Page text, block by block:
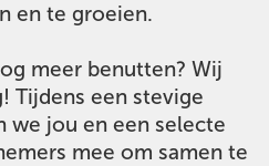
en te groeien.
meer benutten? Wij
Tijdens een stevige
we jou en een selecte
mee om samen te